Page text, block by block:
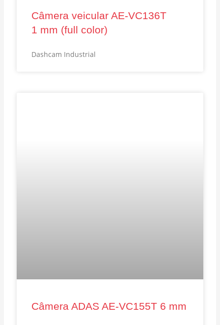
Câmera veicular AE‑VC136T
1 mm (full color)
Dashcam Industrial
Câmera ADAS AE‑VC155T 6 mm